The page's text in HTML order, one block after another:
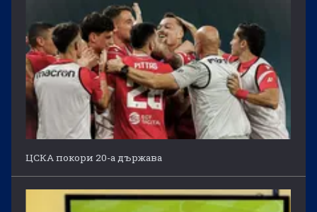
ЦСКА покори 20-а държава